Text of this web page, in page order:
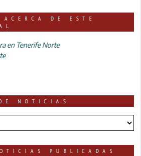
DE ESTE
en Tenerife Norte
NOTICIAS
PUBLICADAS